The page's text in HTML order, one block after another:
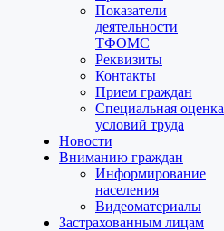
Показатели
деятельности
ТФОМС
Реквизиты
Контакты
Прием граждан
Специальная оценка
условий труда
Новости
Вниманию граждан
Информирование
населения
Видеоматериалы
Застрахованным лицам